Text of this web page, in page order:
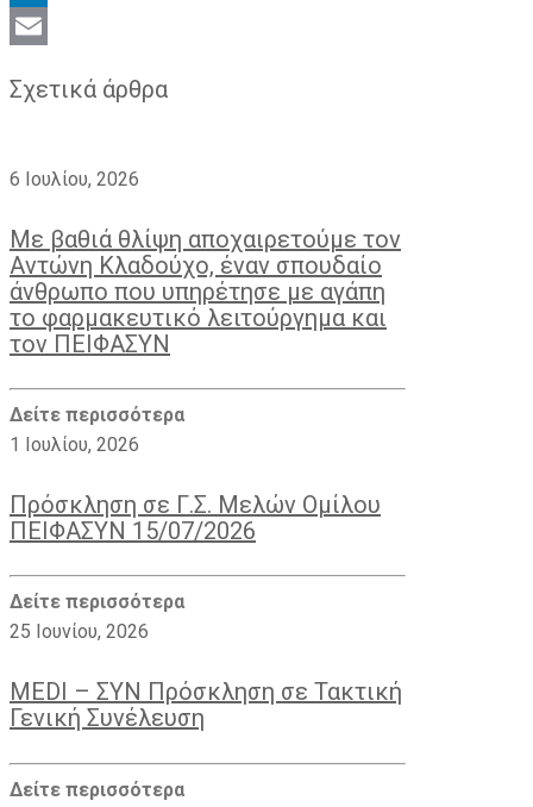
LinkedIn
Σχετικά άρθρα
6 Ιουλίου, 2026
Με βαθιά θλίψη αποχαιρετούμε τον
Αντώνη Κλαδούχο, έναν σπουδαίο
άνθρωπο που υπηρέτησε με αγάπη
το φαρμακευτικό λειτούργημα και
τον ΠΕΙΦΑΣΥΝ
Δείτε περισσότερα
1 Ιουλίου, 2026
Πρόσκληση σε Γ.Σ. Μελών Ομίλου
ΠΕΙΦΑΣΥΝ 15/07/2026
Δείτε περισσότερα
25 Ιουνίου, 2026
MEDI – ΣΥΝ Πρόσκληση σε Τακτική
Γενική Συνέλευση
Δείτε περισσότερα